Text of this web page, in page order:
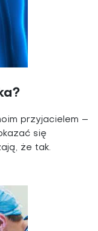
przyjacielem –
się
że tak.